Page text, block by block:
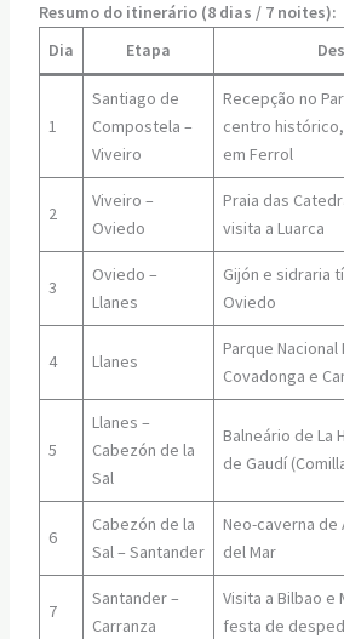
Resumo do itinerário (8 dias / 7 noites):
Dia
Etapa
1
Santiago de
Compostela –
Viveiro
Recepção no
centro
em Ferrol
2
Viveiro –
Oviedo
Praia das
visita a Luarca
3
Oviedo –
Llanes
Gijón e sidraria
Oviedo
4 Llanes
Parque
Covadonga e
5
Llanes –
Cabezón de la
Sal
Balneário de La
de Gaudí
6
Cabezón de la
Sal – Santander
Neo-caverna de
del Mar
7
Santander –
Carranza
Visita a Bilbao e
festa de